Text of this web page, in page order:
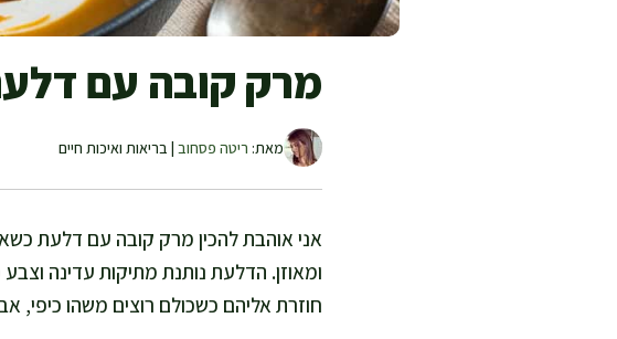
מרק קובה עם
מאת: ריטה פסחוב | בריאות ואיכות חיים
אני אוהבת להכין מרק קובה עם דלעת
ומאוזן. הדלעת נותנת מתיקות עדינה
חוזרת אליהם כשכולם רוצים משהו כיפי,